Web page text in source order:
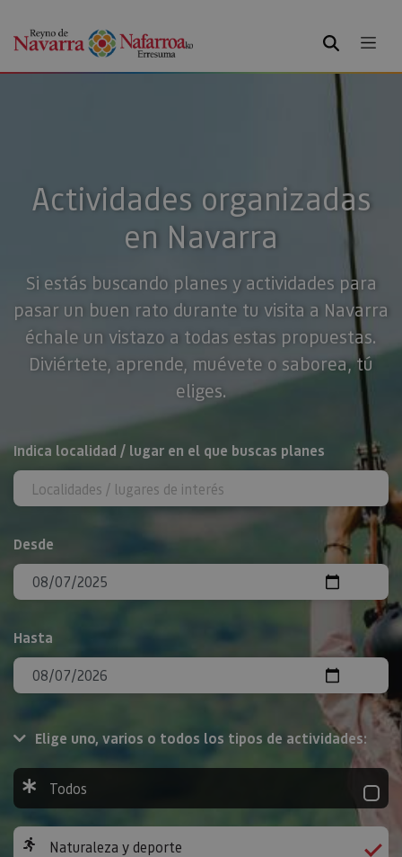
BUSCAR
Actividades organizadas
en Navarra
Si estás buscando planes y actividades para
pasar un buen rato durante tu visita a Navarra
échale un vistazo a todas estas propuestas.
Diviértete, aprende, muévete o saborea, tú
eliges.
BUSCAR
Indica localidad / lugar en el que buscas planes
Desde
Hasta
Elige uno, varios o todos los tipos de actividades:
Todos
Naturaleza y deporte